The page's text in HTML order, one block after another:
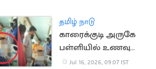
தமிழ் நாடு
காரைக்குடி அருகே
பள்ளியில் உணவு
சாப்பிட்ட மாணவிகள்
Jul 16, 2026, 09:07 IST